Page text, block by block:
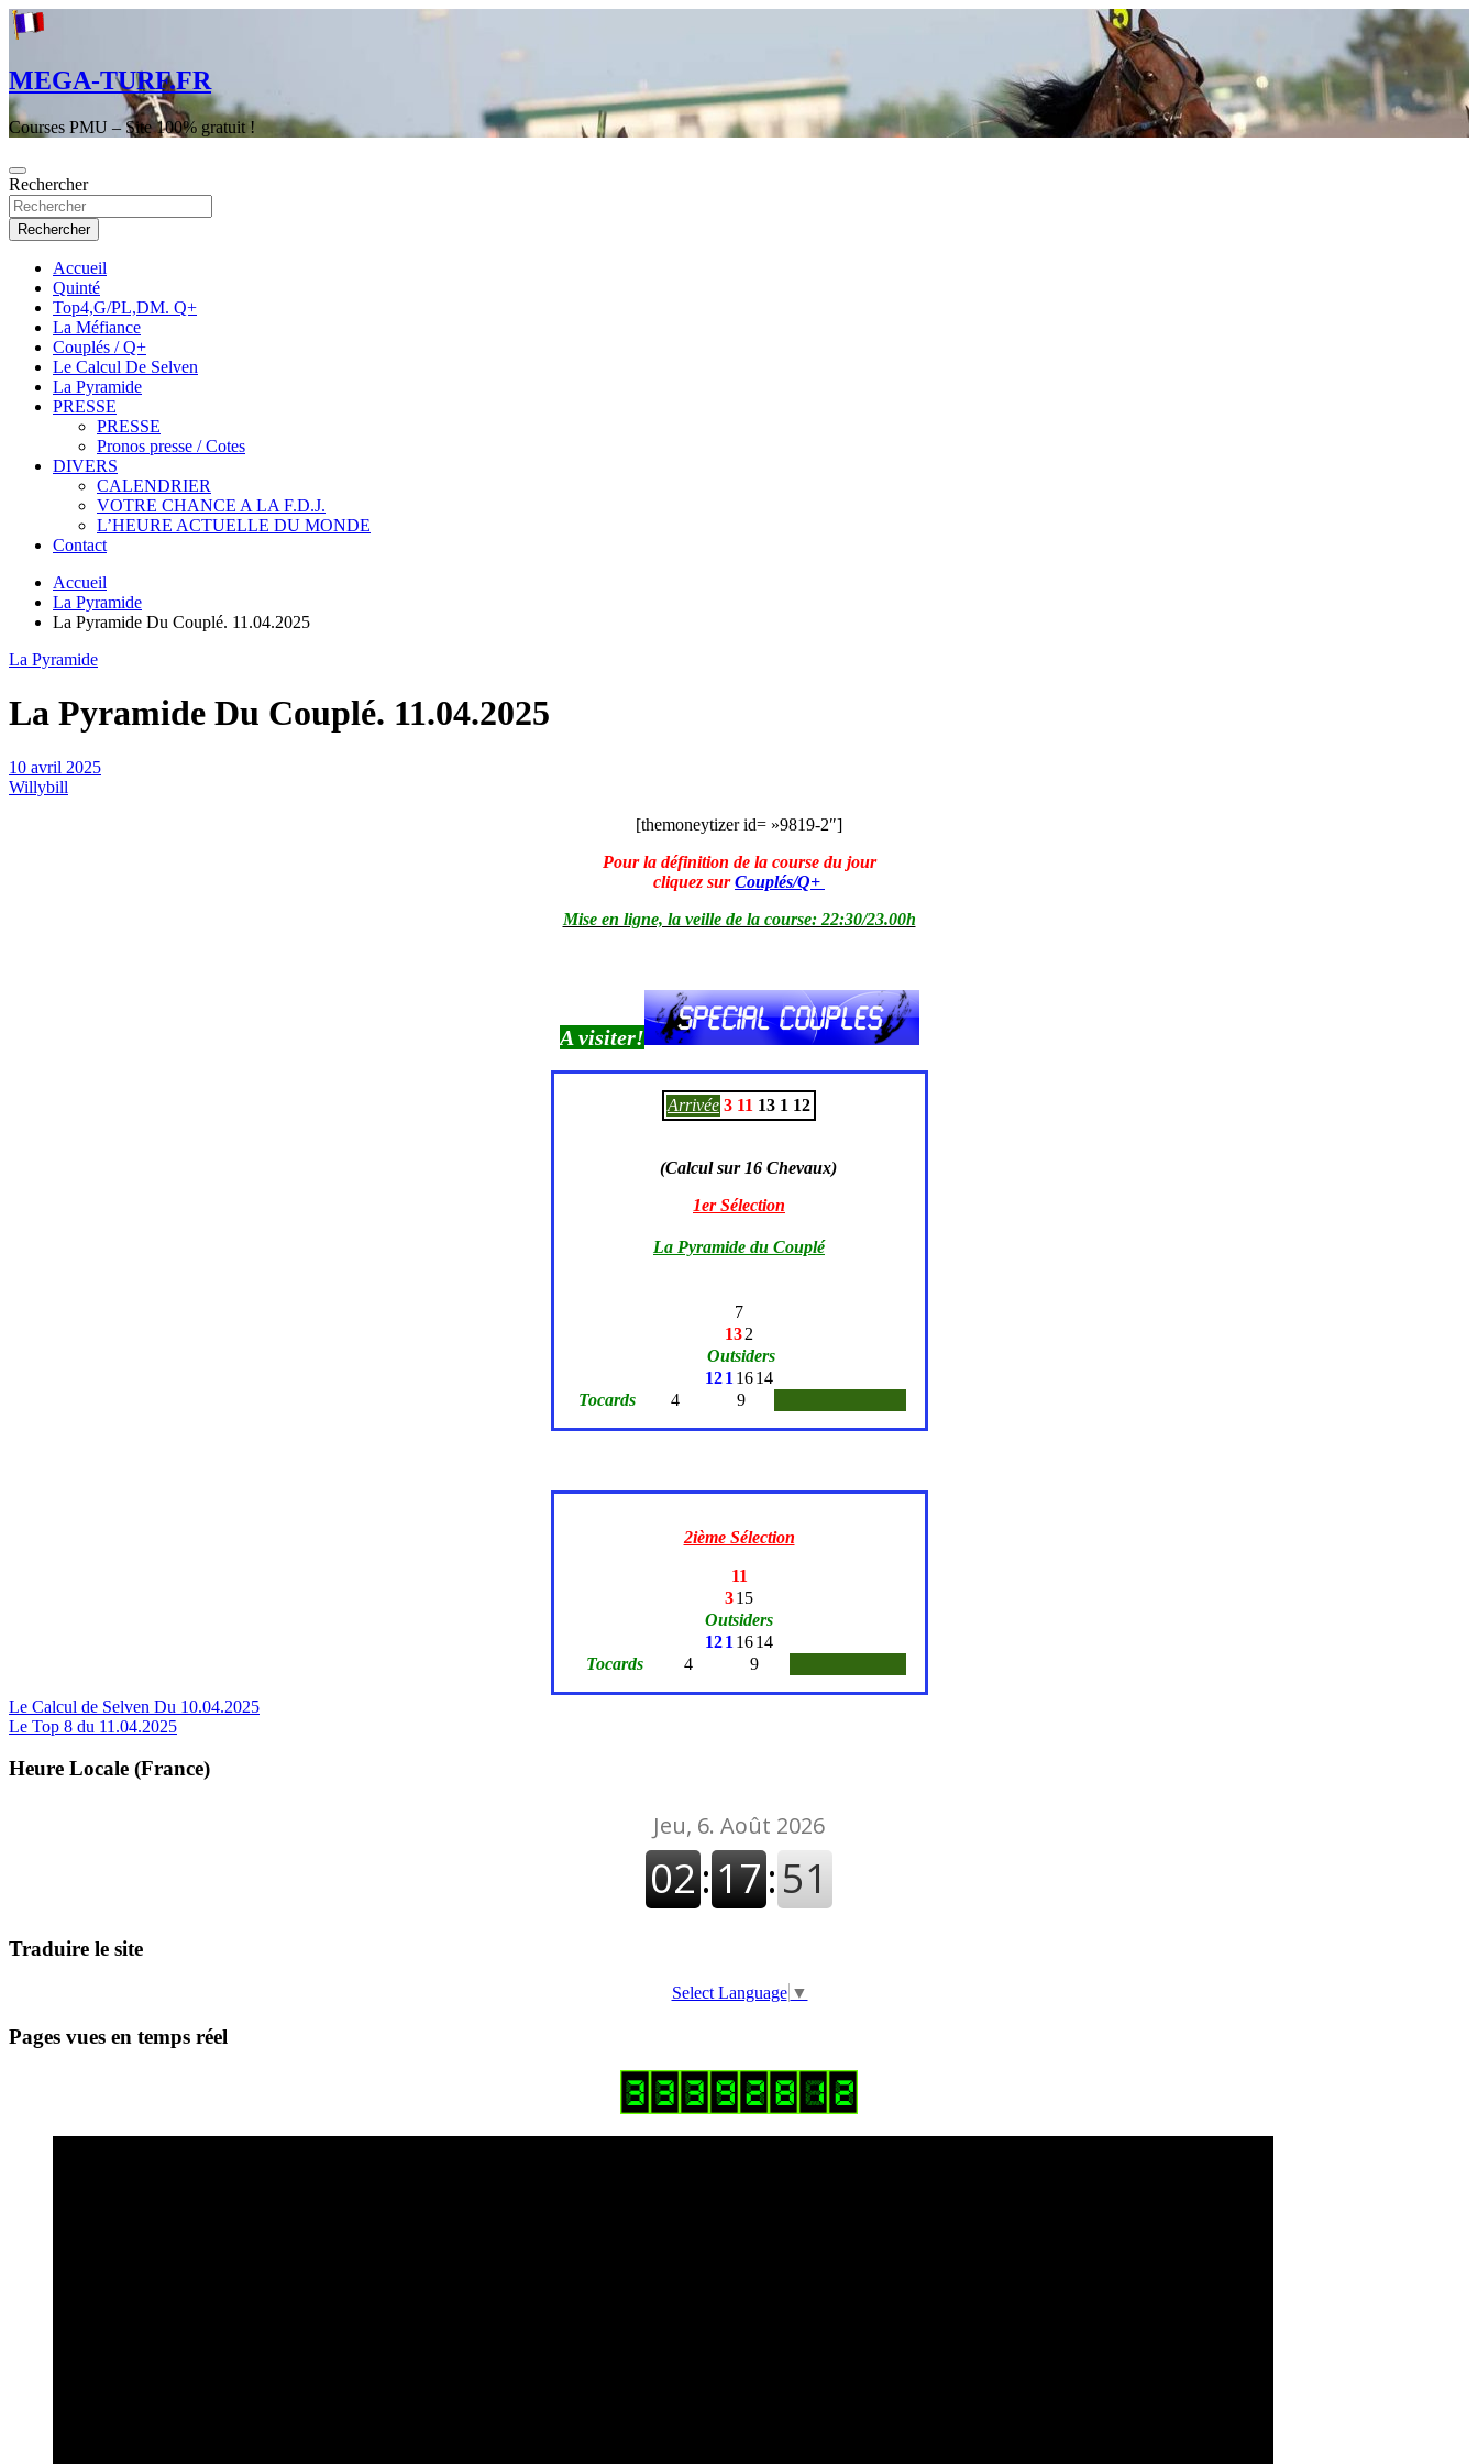
Aller
au
MEGA-TURF.FR
Courses PMU – Site 100% gratuit !
Rechercher
Rechercher
Accueil
Quinté
Top4,G/PL,DM. Q+
La Méfiance
Couplés / Q+
Le Calcul De Selven
La Pyramide
PRESSE
PRESSE
Pronos presse / Cotes
DIVERS
CALENDRIER
VOTRE CHANCE A LA F.D.J.
L’HEURE ACTUELLE DU MONDE
Contact
Accueil
La Pyramide
La Pyramide Du Couplé. 11.04.2025
La Pyramide
La Pyramide Du Couplé. 11.04.2025
10 avril 2025
Willybill
[themoneytizer id= »9819-2″]
Pour la définition de la course du jour
cliquez sur Couplés/Q+
Mise en ligne, la veille de la course: 22:30/23.00h
A visiter!
Arrivée 3 11 13 1 12
(Calcul sur 16 Chevaux)
1er Sélection
La Pyramide du Couplé
7
132
Outsiders
121 1614
Tocards
4 9
2ième Sélection
11
315
Outsiders
121 1614
Tocards
4 9
Navigation
de
l’article
Le Calcul de Selven Du 10.04.2025
Le Top 8 du 11.04.2025
Heure Locale (France)
Traduire le site
Select Language ▼
Pages vues en temps réel